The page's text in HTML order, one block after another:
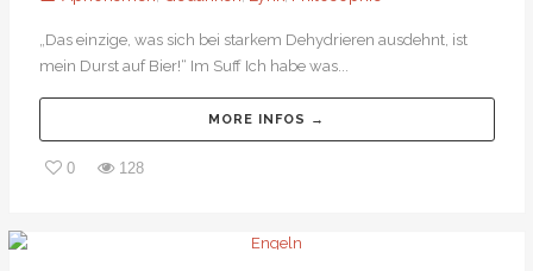
„Das einzige, was sich bei starkem Dehydrieren ausdehnt, ist
mein Durst auf Bier!“ Im Suff Ich habe was...
MORE INFOS →
0 128